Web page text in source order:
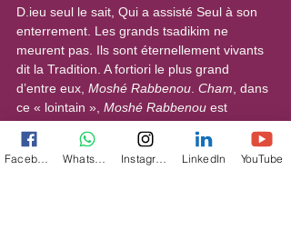
D.ieu seul le sait, Qui a assisté Seul à son
enterrement. Les grands tsadikim ne
meurent pas. Ils sont éternellement vivants
dit la Tradition. A fortiori le plus grand
d’entre eux, Moshé Rabbenou Cham , dans
ce « lointain », Moshé Rabbenou est
Toutes les publications d’Ariela Chetboun ici
LinkedIn YouTube